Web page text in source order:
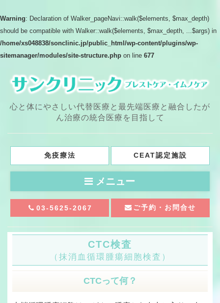
Warning: Declaration of Walker_pageNavi::walk($elements, $max_depth)
should be compatible with Walker::walk($elements, $max_depth, ...$args) in
/home/xs048838/sonclinic.jp/public_html/wp-content/plugins/wp-
sitemanager/modules/site-structure.php on line 677
心と体にやさしい代替医療と最先端医療と融合したが
ん治療の統合医療を目指して
免疫療法 CEAT認定施設
メニュー
03-5625-2067 ご予約・お問合せ
CTC検査
（抹消血循環腫瘍細胞検査）
CTCって何？